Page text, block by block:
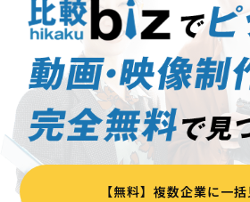
【無料】複数企業に一